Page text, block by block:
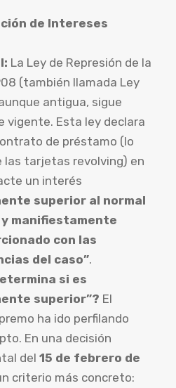
de Intereses
La Ley de Represión de la
(también llamada Ley
antigua, sigue
vigente. Esta ley declara
de préstamo (lo
las tarjetas revolving) en
un interés
superior al normal
manifiestamente
con las
del caso”.
si es
superior”? El
ha ido perfilando
En una decisión
del 15 de febrero de
criterio más concreto: